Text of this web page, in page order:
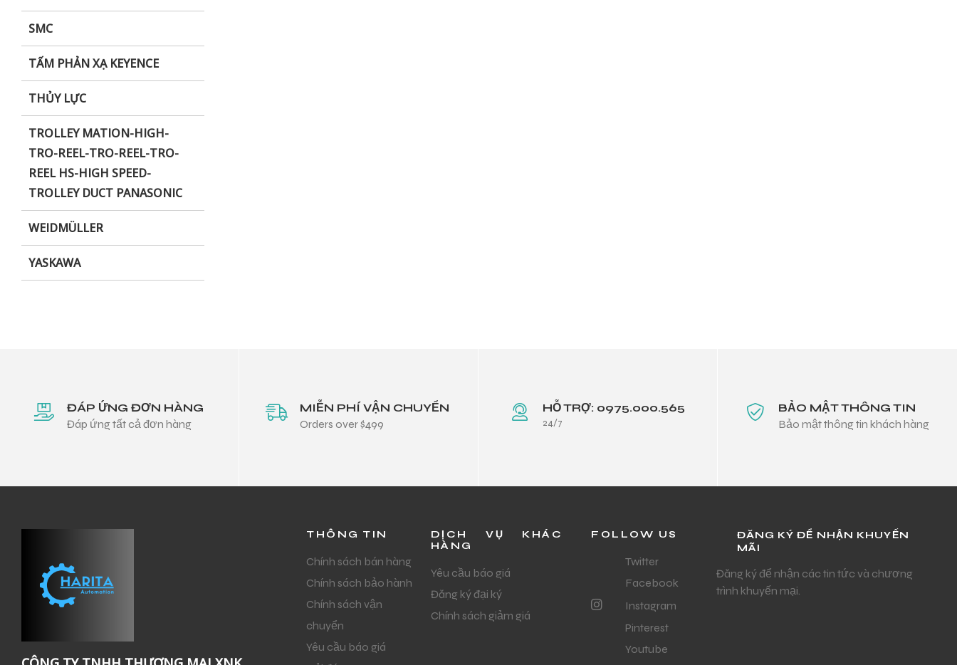
SMC
TẤM PHẢN XẠ KEYENCE
THỦY LỰC
TROLLEY MATION-HIGH-
TRO-REEL-TRO-REEL-TRO-
REEL HS-HIGH SPEED-
TROLLEY DUCT PANASONIC
WEIDMÜLLER
YASKAWA
ĐÁP ỨNG ĐƠN HÀNG
Đáp ứng tất cả đơn hàng
MIỄN PHÍ VẬN CHUYỂN
Orders over $499
HỖ TRỢ: 0975.000.565
24/7
BẢO MẬT THÔNG TIN
Bảo mật thông tin khách hàng
THÔNG TIN
Chính sách bán hàng
Chính sách bảo hành
Chính sách vận
chuyển
Yêu cầu báo giá
DỊCH VỤ KHÁC
HÀNG
Yêu cầu báo giá
Đăng ký đại ký
Chính sách giảm giá
FOLLOW US
Twitter
Facebook
Instagram
Pinterest
Youtube
ĐĂNG KÝ ĐỂ NHẬN KHUYẾN
MÃI
Đăng ký để nhận các tin tức và chương
trình khuyến mại.